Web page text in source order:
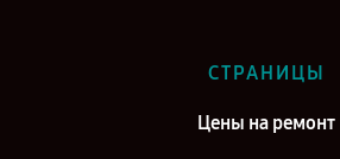
СТРАНИЦЫ
Цены на ремонт